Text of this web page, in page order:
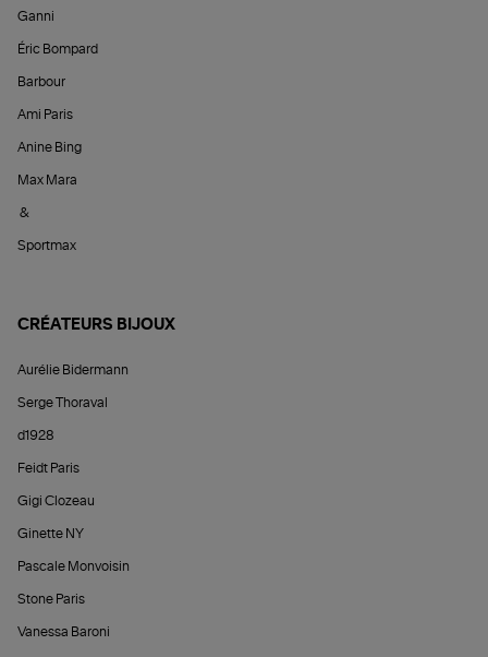
Ganni
Éric Bompard
Barbour
Ami Paris
Anine Bing
Max Mara
&
Sportmax
CRÉATEURS BIJOUX
Aurélie Bidermann
Serge Thoraval
d1928
Feidt Paris
Gigi Clozeau
Ginette NY
Pascale Monvoisin
Stone Paris
Vanessa Baroni